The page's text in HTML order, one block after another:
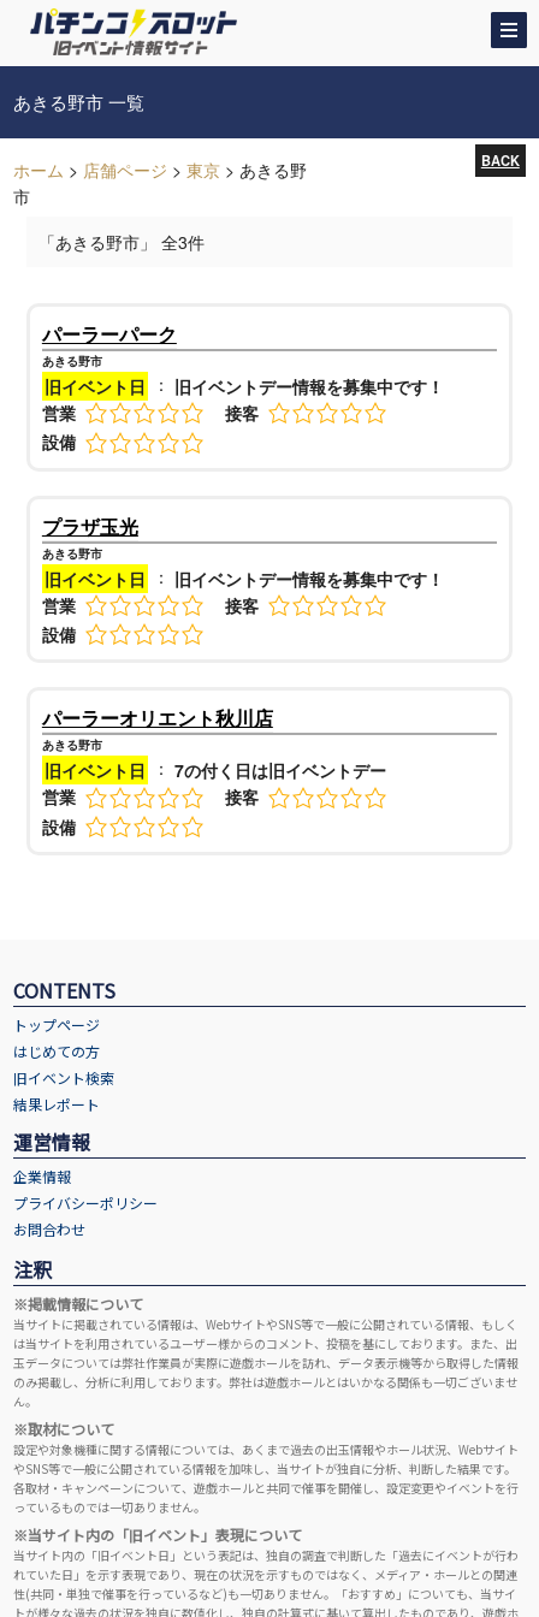
あきる野市 一覧
ホーム > 店舗ページ >東京 >あきる野
市
BACK
「あきる野市」 全3件
パーラーパーク
あきる野市
旧イベント日 ： 旧イベントデー情報を募集中です！
営業
接客
設備
プラザ玉光
あきる野市
旧イベント日 ： 旧イベントデー情報を募集中です！
営業
接客
設備
パーラーオリエント秋川店
あきる野市
旧イベント日 ： 7の付く日は旧イベントデー
営業
接客
設備
CONTENTS
トップページ
はじめての方
旧イベント検索
結果レポート
運営情報
企業情報
プライバシーポリシー
お問合わせ
注釈
※掲載情報について
当サイトに掲載されている情報は、WebサイトやSNS等で一般に公開されている情報、もしく
は当サイトを利用されているユーザー様からのコメント、投稿を基にしております。また、出
玉データについては弊社作業員が実際に遊戯ホールを訪れ、データ表示機等から取得した情報
のみ掲載し、分析に利用しております。弊社は遊戯ホールとはいかなる関係も一切ございませ
ん。
※取材について
設定や対象機種に関する情報については、あくまで過去の出玉情報やホール状況、Webサイト
やSNS等で一般に公開されている情報を加味し、当サイトが独自に分析、判断した結果です。
各取材・キャンペーンについて、遊戯ホールと共同で催事を開催し、設定変更やイベントを行
っているものでは一切ありません。
※当サイト内の「旧イベント」表現について
当サイト内の「旧イベント日」という表記は、独自の調査で判断した「過去にイベントが行わ
れていた日」を示す表現であり、現在の状況を示すものではなく、メディア・ホールとの関連
性(共同・単独で催事を行っているなど)も一切ありません。「おすすめ」についても、当サイ
トが様々な過去の状況を独自に数値化し、独自の計算式に基いて算出したものであり、遊戯ホ